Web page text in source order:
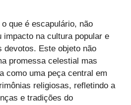
que é escapulário, não
impacto na cultura popular e
devotos. Este objeto não
promessa celestial mas
como uma peça central em
religiosas, refletindo a
e tradições do